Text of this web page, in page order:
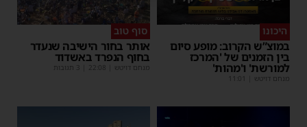
היכונו
במוצ”ש הקרוב: מופע סיום
בין הזמנים של 'המרכז
למורשת' ו'מהות'
מנחם דויטש
סוף טוב
אותר בחור הישיבה שנעדר
בחוף הנפרד באשדוד
מנחם דויטש 22:08